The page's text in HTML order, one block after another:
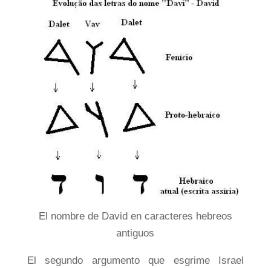
El nombre de David en caracteres hebreos
antiguos
El segundo argumento que esgrime Israel